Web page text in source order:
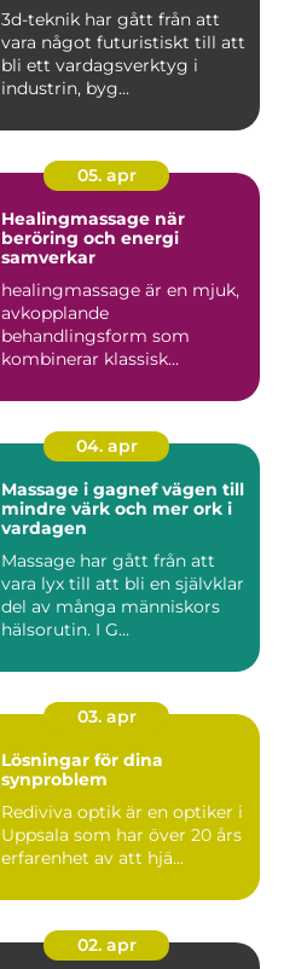
3d-teknik har gått från att
vara något futuristiskt till att
bli ett vardagsverktyg i
industrin, byg...
05. apr
Healingmassage när
beröring och energi
samverkar
healingmassage är en mjuk,
avkopplande
behandlingsform som
kombinerar klassisk
04. apr
Massage i gagnef vägen till
mindre värk och mer ork i
vardagen
Massage har gått från att
vara lyx till att bli en självklar
del av många människors
hälsorutin. I G...
03. apr
Lösningar för dina
synproblem
Rediviva optik är en optiker i
Uppsala som har över 20 års
erfarenhet av att hjä...
02. apr